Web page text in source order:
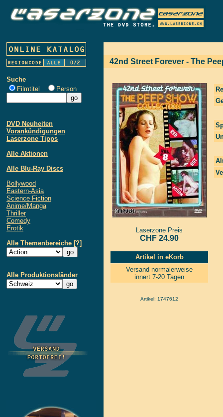
Suche
Filmtitel
Person
DVD Neuheiten
Vorankündigungen
Laserzone Tipps
Alle Aktionen
Alle Blu-Ray Discs
Bollywood
Eastern-Asia
Science Fiction
Anime/Manga
Thriller
Comedy
Erotik
Alle Themenbereiche [?]
Alle Produktionsländer
42nd Street Forever - The
Laserzone Preis
CHF 24.90
Artikel in eKorb
Versand normalerweise
innert 7-20 Tagen
Artikel: 1747612